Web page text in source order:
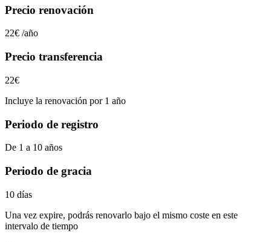
Precio renovación
22€ /año
Precio transferencia
22€
Incluye la renovación por 1 año
Periodo de registro
De 1 a 10 años
Periodo de gracia
10 días
Una vez expire, podrás renovarlo bajo el mismo coste en este
intervalo de tiempo